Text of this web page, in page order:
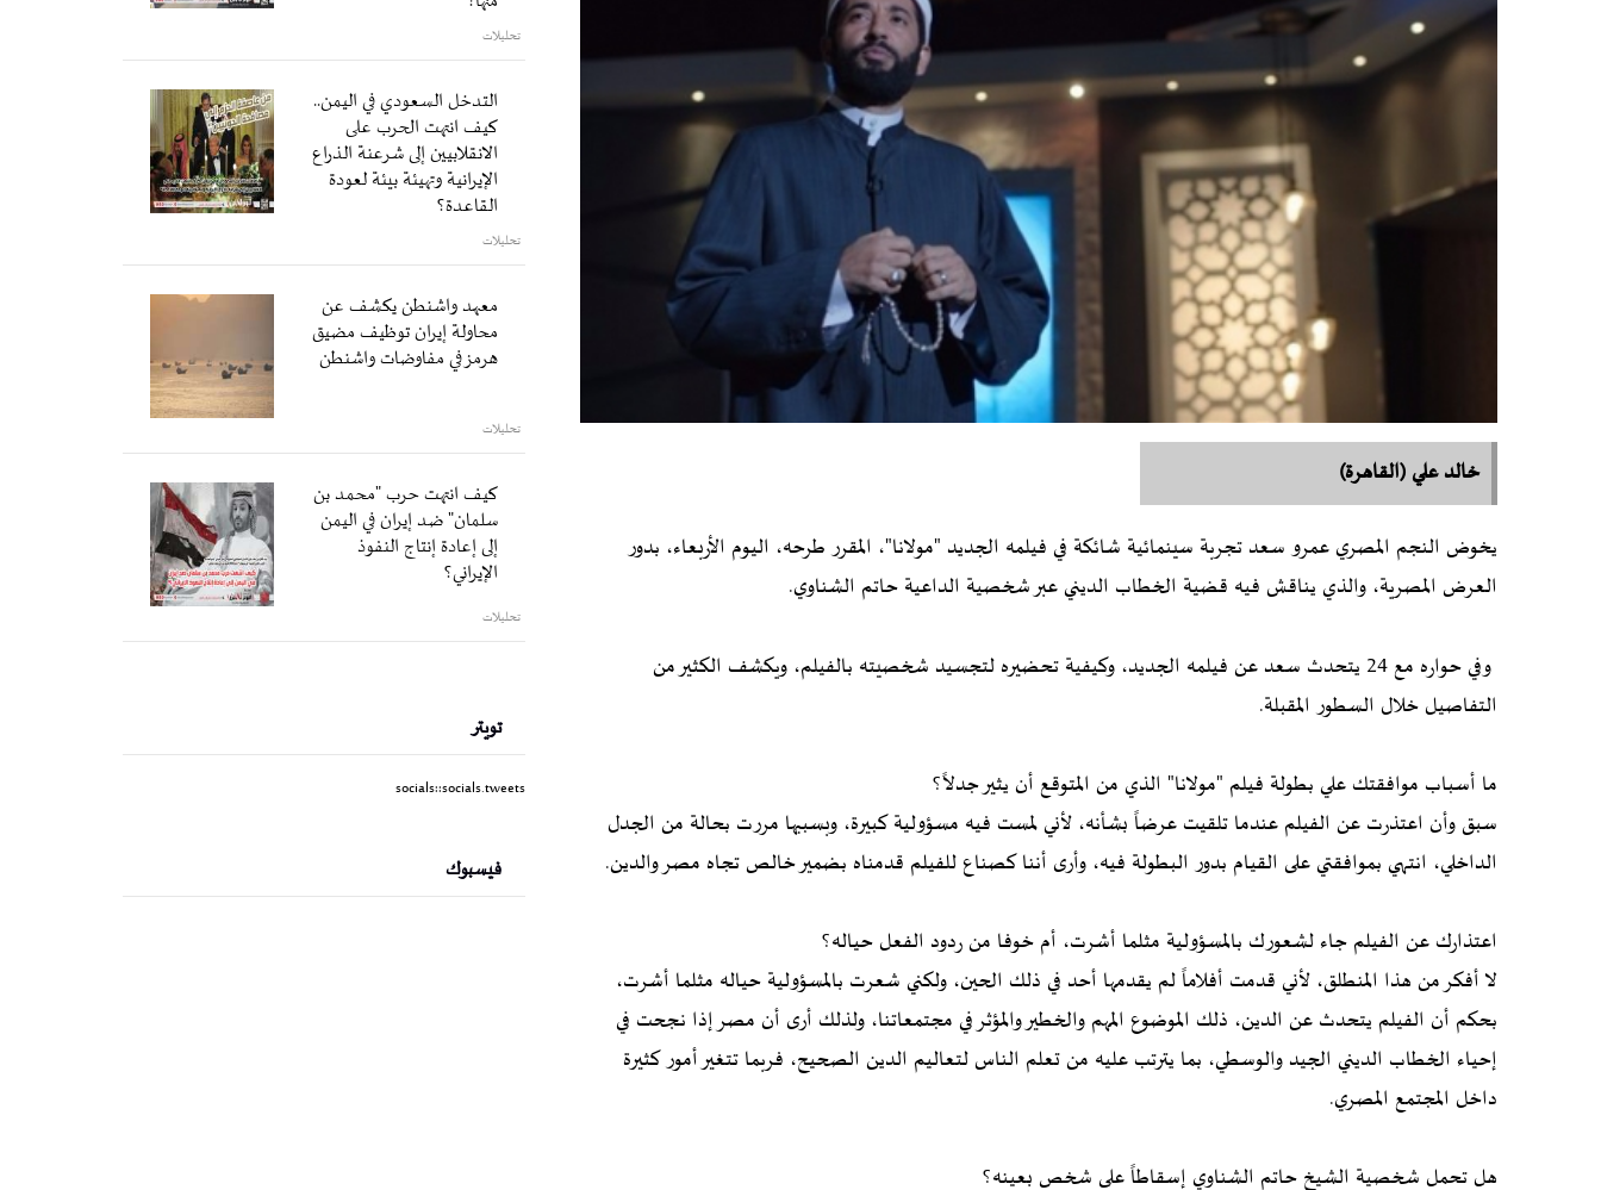
خالد علي (القاهرة)
يخوض النجم المصري عمرو سعد تجربة سينمائية شائكة في فيلمه الجديد "مولانا"، المقرر طرحه، اليوم الأربعاء، بدور
العرض المصرية، والذي يناقش فيه قضية الخطاب الديني عبر شخصية الداعية حاتم الشناوي.
وفي حواره مع 24 يتحدث سعد عن فيلمه الجديد، وكيفية تحضيره لتجسيد شخصيته بالفيلم، ويكشف الكثير من
التفاصيل خلال السطور المقبلة.
ما أسباب موافقتك علي بطولة فيلم "مولانا" الذي من المتوقع أن يثير جدلاً؟
سبق وأن اعتذرت عن الفيلم عندما تلقيت عرضاً بشأنه، لأني لمست فيه مسؤولية كبيرة، وبسببها مررت بحالة من الجدل
الداخلي، انتهي بموافقتي على القيام بدور البطولة فيه، وأرى أننا كصناع للفيلم قدمناه بضمير خالص تجاه مصر والدين.
اعتذارك عن الفيلم جاء لشعورك بالمسؤولية مثلما أشرت، أم خوفا من ردود الفعل حياله؟
لا أفكر من هذا المنطلق، لأني قدمت أفلاماً لم يقدمها أحد في ذلك الحين، ولكني شعرت بالمسؤولية حياله مثلما أشرت،
بحكم أن الفيلم يتحدث عن الدين، ذلك الموضوع المهم والخطير والمؤثر في مجتمعاتنا، ولذلك أرى أن مصر إذا نجحت في
إحياء الخطاب الديني الجيد والوسطي، بما يترتب عليه من تعلم الناس لتعاليم الدين الصحيح، فربما تتغير أمور كثيرة
داخل المجتمع المصري.
هل تحمل شخصية الشيخ حاتم الشناوي إسقاطاً على شخص بعينه؟
تحليلات
التدخل السعودي في اليمن..
كيف انتهت الحرب على
الانقلابيين إلى شرعنة الذراع
الإيرانية وتهيئة بيئة لعودة
القاعدة؟
تحليلات
معهد واشنطن يكشف عن
محاولة إيران توظيف مضيق
هرمز في مفاوضات واشنطن
تحليلات
كيف انتهت حرب "محمد بن
سلمان" ضد إيران في اليمن
إلى إعادة إنتاج النفوذ
الإيراني؟
تحليلات
تويتر
socials::socials.tweets
فيسبوك